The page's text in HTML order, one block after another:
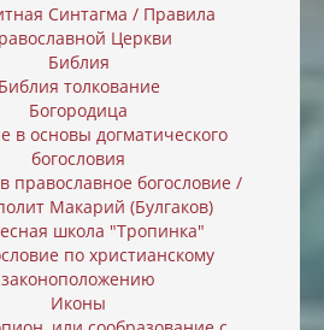
Синтагма / Правила
Церкви
Библия
Библия толкование
Богородица
в основы догматического
богословия
православное богословие /
Макарий (Булгаков)
школа "Тропинка"
по христианскому
законоположению
Иконы